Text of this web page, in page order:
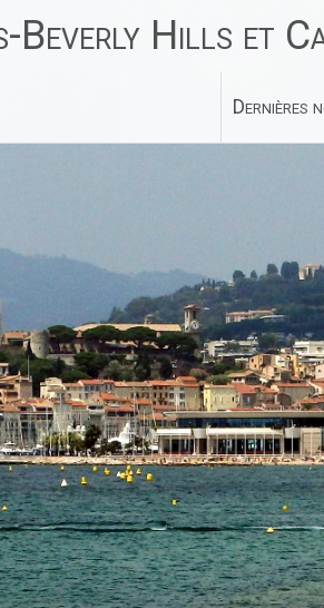
Beverly Hills et
Dernières